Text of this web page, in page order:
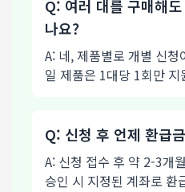
Q: 여러 대를 구매해
나요?
A: 네, 제품별로 개별 신
일 제품은 1대당 1회만
Q: 신청 후 언제 환급
A: 신청 접수 후 약 2-3개
승인 시 지정된 계좌로 환